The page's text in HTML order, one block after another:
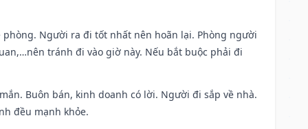
Người ra đi tốt nhất nên hoãn lại. Phòng người
tránh đi vào giờ này. Nếu bắt buộc phải đi
Buôn bán, kinh doanh có lời. Người đi sắp về nhà.
đều mạnh khỏe.